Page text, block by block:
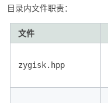
目录内文件职责：
文件
zygisk.hpp